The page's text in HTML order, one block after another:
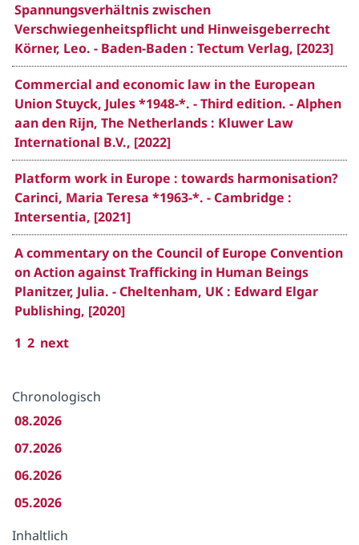
Spannungsverhältnis zwischen
Verschwiegenheitspflicht und Hinweisgeberrecht
Körner, Leo. - Baden-Baden : Tectum Verlag, [2023]
Commercial and economic law in the European
Union Stuyck, Jules *1948-*. - Third edition. - Alphen
aan den Rijn, The Netherlands : Kluwer Law
International B.V., [2022]
Platform work in Europe : towards harmonisation?
Carinci, Maria Teresa *1963-*. - Cambridge :
Intersentia, [2021]
A commentary on the Council of Europe Convention
on Action against Trafficking in Human Beings
Planitzer, Julia. - Cheltenham, UK : Edward Elgar
Publishing, [2020]
1 2 next
Chronologisch
08.2026
07.2026
06.2026
05.2026
Inhaltlich